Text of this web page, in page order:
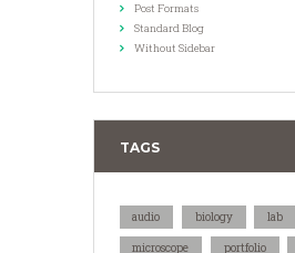
Post Formats
Standard Blog
Without Sidebar
TAGS
audio biology lab
microscope portfolio